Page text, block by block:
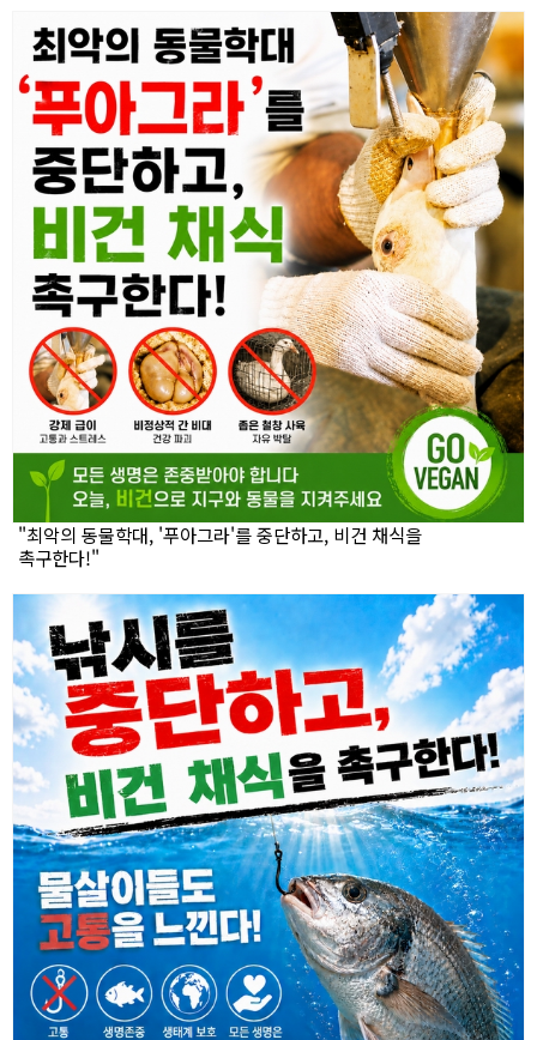
"최악의 동물학대, '푸아그라'를 중단하고, 비건 채식을
촉구한다!"